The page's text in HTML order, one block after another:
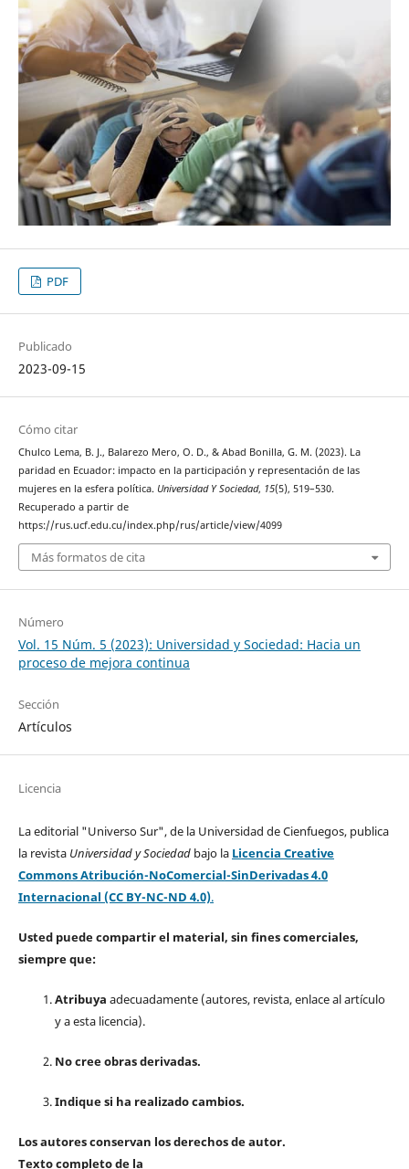
PDF
Publicado
2023-09-15
Cómo citar
Chulco Lema, B. J., Balarezo Mero, O. D., & Abad Bonilla, G. M. (2023). La
paridad en Ecuador: impacto en la participación y representación de las
mujeres en la esfera política. Universidad Y Sociedad, 15(5), 519–530.
Recuperado a partir de
https://rus.ucf.edu.cu/index.php/rus/article/view/4099
Más formatos de cita
Número
Vol. 15 Núm. 5 (2023): Universidad y Sociedad: Hacia un
proceso de mejora continua
Sección
Artículos
Licencia
La editorial "Universo Sur", de la Universidad de Cienfuegos, publica
la revista Universidad y Sociedad bajo la Licencia Creative
Commons Atribución-NoComercial-SinDerivadas 4.0
Internacional (CC BY-NC-ND 4.0).
Usted puede compartir el material, sin fines comerciales,
siempre que:
Atribuya adecuadamente (autores, revista, enlace al artículo
y a esta licencia).
No cree obras derivadas.
Indique si ha realizado cambios.
Los autores conservan los derechos de autor.
Texto completo de la